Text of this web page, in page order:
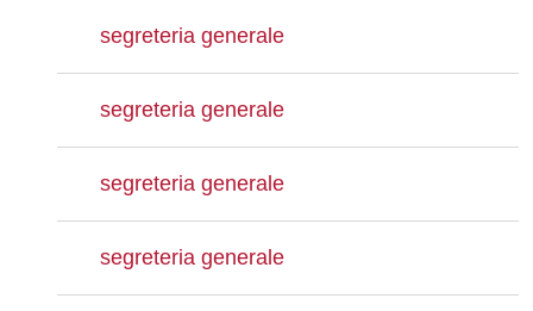
segreteria generale
segreteria generale
segreteria generale
segreteria generale